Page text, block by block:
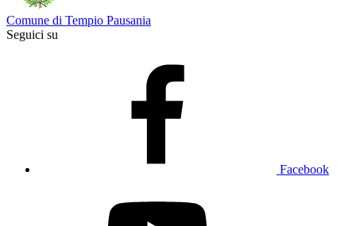
Comune di Tempio Pausania
Seguici su
Facebook